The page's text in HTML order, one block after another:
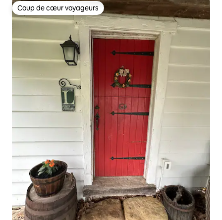
Coup de cœur voyageurs
Coup de cœur voyageurs